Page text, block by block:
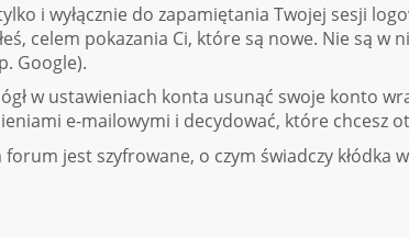
i wyłącznie do zapamiętania Twojej sesji
celem pokazania Ci, które są nowe. Nie są
Google).
w ustawieniach konta usunąć swoje konto
e-mailowymi i decydować, które chcesz
forum jest szyfrowane, o czym świadczy kłódka